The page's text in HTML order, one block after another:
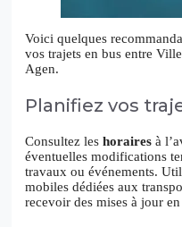
Voici quelques
vos trajets en bus entre
Agen.
Planifiez vos
Consultez les horaires à
éventuelles modifications
travaux ou événements.
mobiles dédiées aux
recevoir des mises à jour